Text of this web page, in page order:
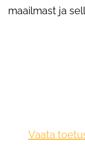
maailmast ja
Vaata